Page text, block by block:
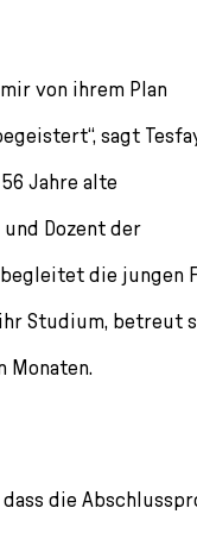
von ihrem Plan
sagt
Jahre alte
Dozent der
die jungen
Studium, betreut
Monaten.
die